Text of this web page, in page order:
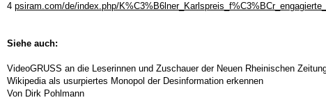
4 psiram.com/de/index.php/
Siehe auch:
VideoGRUSS an die Leserinnen und Zuschauer der Neuen Rheinischen
Wikipedia als usurpiertes Monopol der Desinformation erkennen
Von Dirk Pohlmann